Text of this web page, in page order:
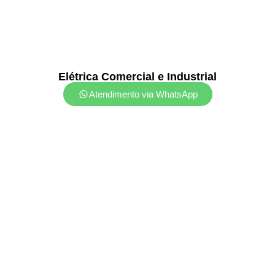
Elétrica Comercial e Industrial
Atendimento via WhatsApp